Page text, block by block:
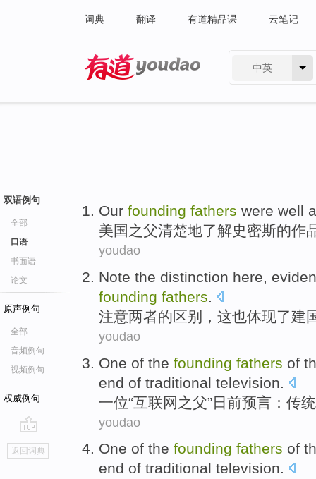
词典 翻译 有道精品课 云笔记
中英
双语例句
全部
口语
书面语
论文
原声例句
全部
音频例句
视频例句
权威例句
go
top
返回词典
Our founding fathers were well
美国之父清楚地了解史密斯的作
youdao
Note the distinction here,
founding fathers.
注意两者的区别， 这也体现了建
youdao
One of the founding fathers of
end of traditional television
一位“互联网 之父”日前预言：传统
youdao
One of the founding fathers of
end of traditional television.